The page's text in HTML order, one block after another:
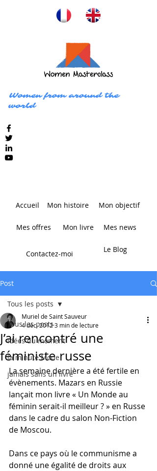
Women from around the
world
Accueil Mon histoire Mon objectif
Mes offres Mon livre Mes news
Contactez-moi Le Blog
Post
Tous les posts
idées du moment
la minute Mode
jamais sans un livre
Tous les posts
J’ai rencontré une
féministe russe
Muriel de Saint Sauveur
4 déc. 20123 min de lecture
La semaine dernière a été fertile en
évènements. Mazars en Russie
lançait mon livre « Un Monde au
féminin serait-il meilleur ? » en Russe
dans le cadre du salon Non-Fiction
de Moscou.
Dans ce pays où le communisme a
donné une égalité de droits aux